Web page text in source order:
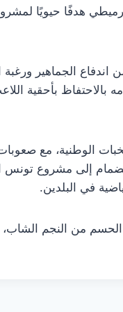
هدفًا حيويًا
الجماهير ورغبة
بالاحتفاظ بأحقية
الوطنية، مع
إلى مشروع تونس
في البلدين.
الحسم من النجم